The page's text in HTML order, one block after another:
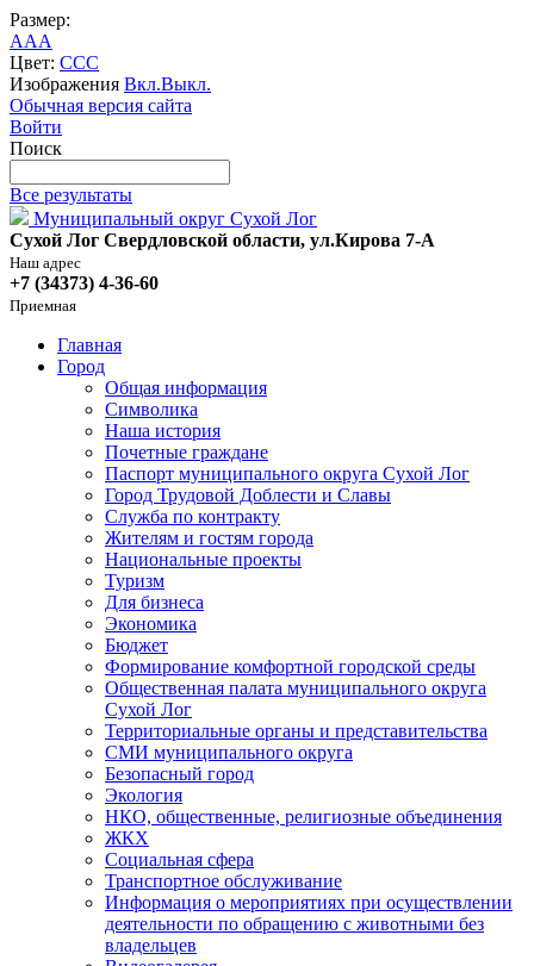
Размер:
AAA
Цвет: CCC
Изображения Вкл.Выкл.
Обычная версия сайта
Войти
Поиск
Все результаты
Муниципальный округ Сухой Лог
Сухой Лог Свердловской области, ул.Кирова 7-А
Наш адрес
+7 (34373) 4-36-60
Приемная
Главная
Город
Общая информация
Символика
Наша история
Почетные граждане
Паспорт муниципального округа Сухой Лог
Город Трудовой Доблести и Славы
Служба по контракту
Жителям и гостям города
Национальные проекты
Туризм
Для бизнеса
Экономика
Бюджет
Формирование комфортной городской среды
Общественная палата муниципального округа
Сухой Лог
Территориальные органы и представительства
СМИ муниципального округа
Безопасный город
Экология
НКО, общественные, религиозные объединения
ЖКХ
Социальная сфера
Транспортное обслуживание
Информация о мероприятиях при осуществлении
деятельности по обращению с животными без
владельцев